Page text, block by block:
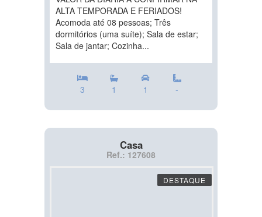
ALTA TEMPORADA E FERIADOS!
Acomoda até 08 pessoas; Três
dormitórios (uma suíte); Sala de estar;
Sala de jantar; Cozinha...
3 1 1 -
Casa
Ref.: 127608
DESTAQUE